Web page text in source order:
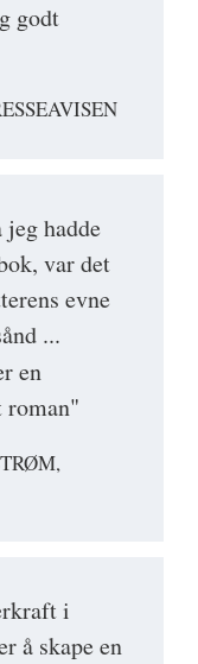
godt
hadde
var det
evne
...
en
roman"
i
å skape en